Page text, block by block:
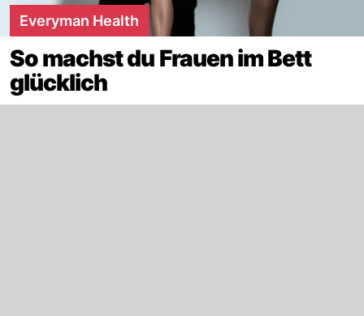
Everyman Health
So machst du Frauen im Bett
glücklich